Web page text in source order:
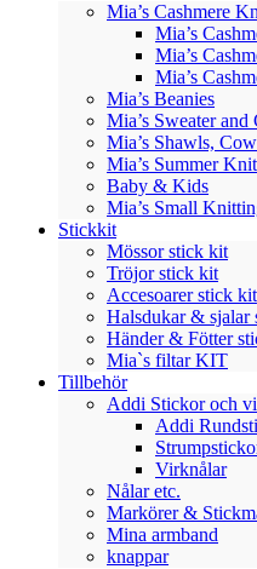
Mia’s Cashmere
Mia’s
Mia’s
Mia’s
Mia’s Beanies
Mia’s Sweater
Mia’s Shawls,
Mia’s Summer
Baby & Kids
Mia’s Small
Stickkit
Mössor stick kit
Tröjor stick kit
Accesoarer stick kit
Halsdukar & sjalar
Händer & Fötter
Mia`s filtar KIT
Tillbehör
Addi Stickor och
Addi
Virknålar
Nålar etc.
Markörer &
Mina armband
knappar